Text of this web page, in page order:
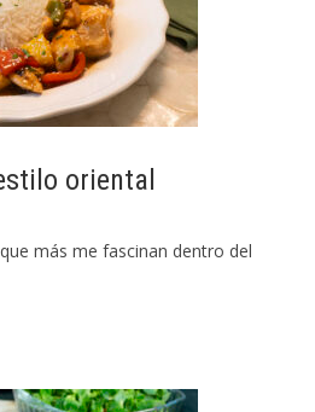
oriental
más me fascinan dentro del